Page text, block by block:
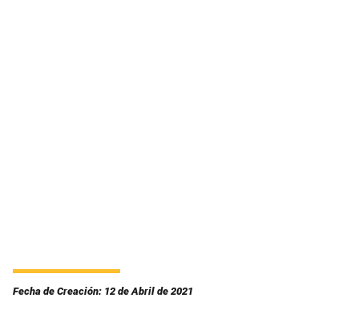
Fecha de Creación: 12 de Abril de 2021